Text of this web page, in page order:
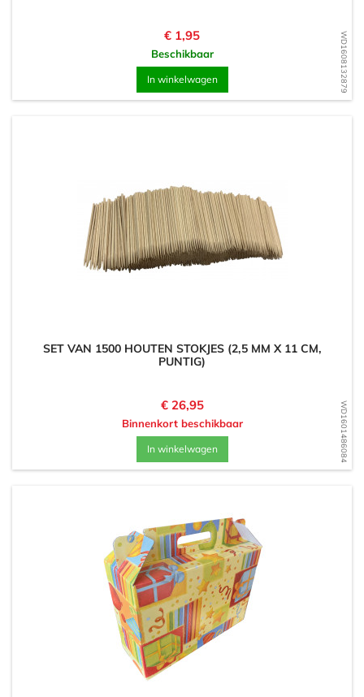
WD1608132879
Prijs
€ 1,95
Beschikbaar
In winkelwagen
WD1601486084
SET VAN 1500 HOUTEN STOKJES (2,5 MM X 11 CM,
PUNTIG)
Prijs
€ 26,95
Binnenkort beschikbaar
In winkelwagen